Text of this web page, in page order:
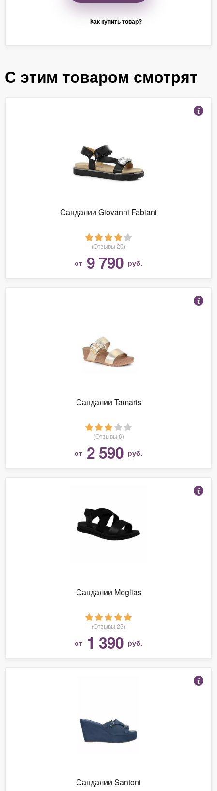
Как купить товар?
С этим товаром смотрят
Сандалии Giovanni Fabiani
(Отзывы 20)
от 9 790 руб.
Сандалии Tamaris
(Отзывы 6)
от 2 590 руб.
Сандалии Meglias
(Отзывы 25)
от 1 390 руб.
Сандалии Santoni